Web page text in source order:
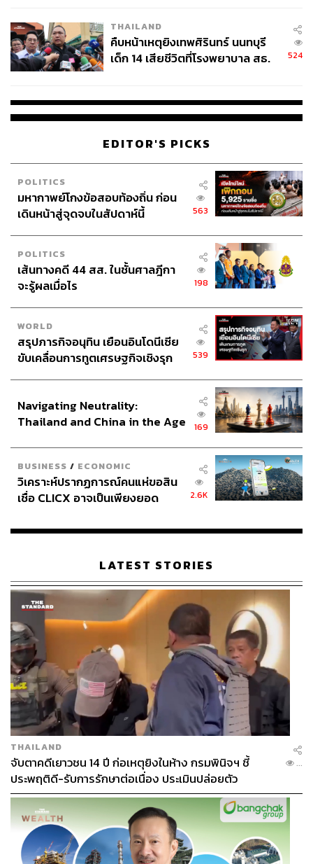
THAILAND
คืบหน้าเหตุยิงเทพศิรินทร์ นนทบุรี
เด็ก 14 เสียชีวิตที่โรงพยาบาล สธ.
524
EDITOR'S PICKS
POLITICS
มหากาพย์โกงข้อสอบท้องถิ่น ก่อน
เดินหน้าสู่จุดจบในสัปดาห์นี้
563
POLITICS
เส้นทางคดี 44 สส. ในชั้นศาลฎีกา
จะรู้ผลเมื่อไร
198
WORLD
สรุปภารกิจอนุทิน เยือนอินโดนีเซีย
ขับเคลื่อนการทูตเศรษฐกิจเชิงรุก
539
Navigating Neutrality:
Thailand and China in the Age
169
BUSINESS / ECONOMIC
วิเคราะห์ปรากฏการณ์คนแห่ขอสิน
เชื่อ CLICX อาจเป็นเพียงยอด
เรือนไทยที่ถูกซุกไว้
2.6K
LATEST STORIES
THAILAND
จับตาคดีเยาวชน 14 ปี ก่อเหตุยิงในห้าง กรมพินิจฯ ชี้
ประพฤติดี-รับการรักษาต่อเนื่อง ประเมินปล่อยตัว
...